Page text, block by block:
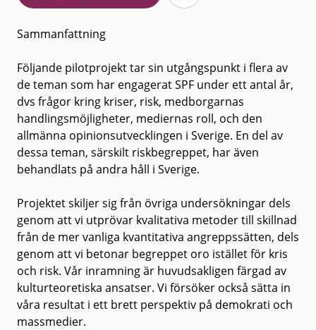
Sammanfattning
Följande pilotprojekt tar sin utgångspunkt i flera av
de teman som har engagerat SPF under ett antal år,
dvs frågor kring kriser, risk, medborgarnas
handlingsmöjligheter, mediernas roll, och den
allmänna opinionsutvecklingen i Sverige. En del av
dessa teman, särskilt riskbegreppet, har även
behandlats på andra håll i Sverige.
Projektet skiljer sig från övriga undersökningar dels
genom att vi utprövar kvalitativa metoder till skillnad
från de mer vanliga kvantitativa angreppssätten, dels
genom att vi betonar begreppet oro istället för kris
och risk. Vår inramning är huvudsakligen färgad av
kulturteoretiska ansatser. Vi försöker också sätta in
våra resultat i ett brett perspektiv på demokrati och
massmedier.